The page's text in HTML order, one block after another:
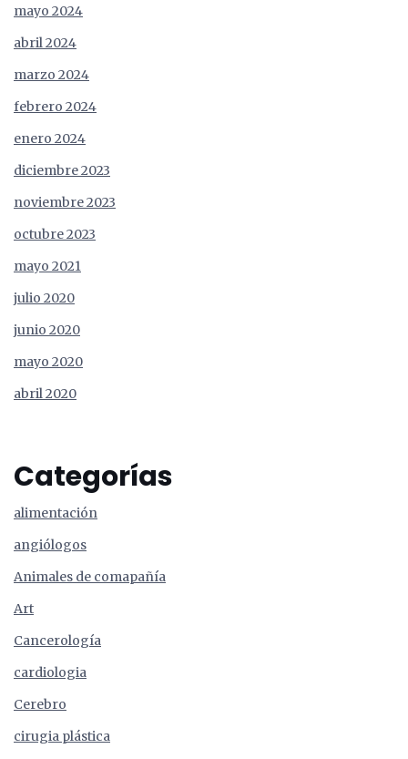
mayo 2024
abril 2024
marzo 2024
febrero 2024
enero 2024
diciembre 2023
noviembre 2023
octubre 2023
mayo 2021
julio 2020
junio 2020
mayo 2020
abril 2020
Categorías
alimentación
angiólogos
Animales de comapañía
Art
Cancerología
cardiologia
Cerebro
cirugia plástica